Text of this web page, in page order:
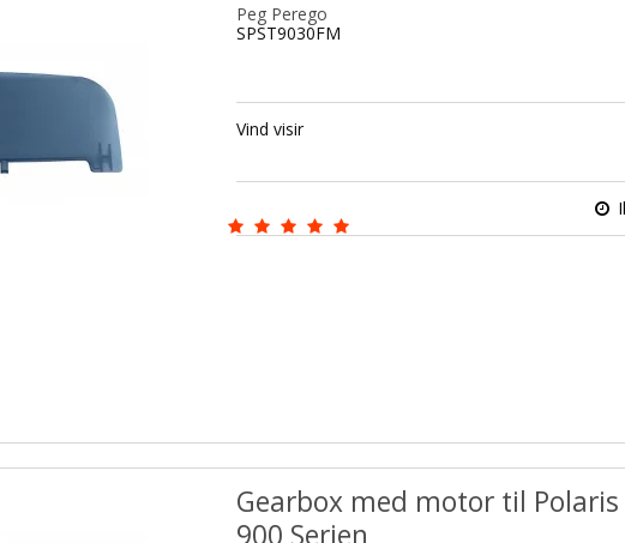
Peg Perego
SPST9030FM
Vind visir
Gearbox med motor til Polaris
900 Serien